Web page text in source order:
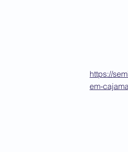
https://
em-